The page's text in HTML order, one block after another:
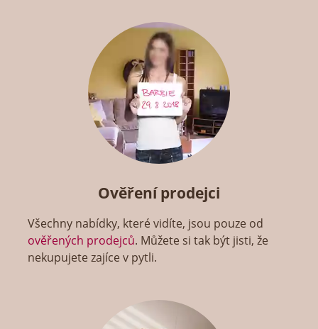
Ověření prodejci
Všechny nabídky, které vidíte, jsou pouze od
ověřených prodejců. Můžete si tak být jisti, že
nekupujete zajíce v pytli.